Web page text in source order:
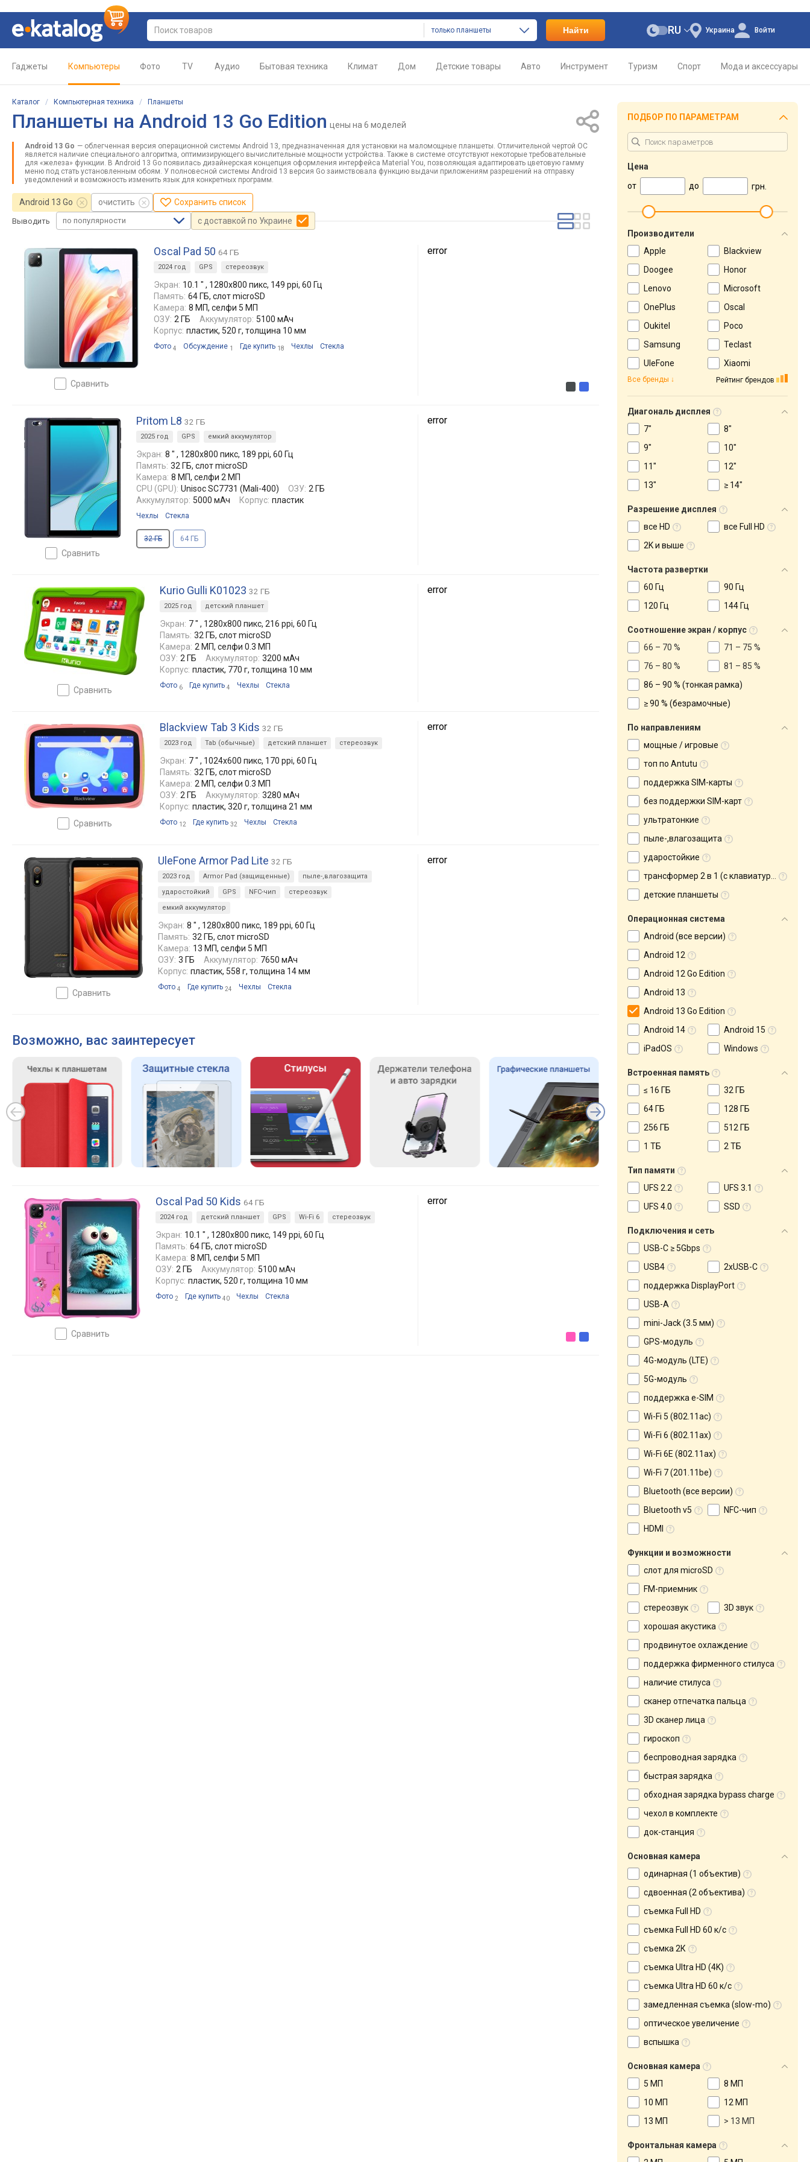
только планшеты Найти Украина
RU Войти
Гаджеты Компьютеры Фото TV Аудио Бытовая техника Климат Дом Детские товары Авто Инструмент Туризм Спорт Мода и аксессуары
Каталог / Компьютерная техника / Планшеты
Планшеты на Android 13 Go Edition цены на 6 моделей
Android 13 Go — облегченная версия операционной системы Android 13, предназначенная для установки на маломощные планшеты. Отличительной чертой ОС
является наличие специального алгоритма, оптимизирующего вычислительные мощности устройства. Также в системе отсутствуют некоторые требовательные
для «железа» функции. В Android 13 Go появилась дизайнерская концепция оформления интерфейса Material You, позволяющая адаптировать цветовую гамму
меню под стать установленным обоям. У полновесной системы Android 13 версия Go заимствовала функцию выдачи приложениям разрешений на отправку
уведомлений и возможность изменить язык для конкретных программ.
Android 13 Go очистить Сохранить список
Выводить по популярности с доставкой по Украине
сравнить
Oscal Pad 50 64 ГБ
2024 год GPS стереозвук
Экран: 10.1 ″ , 1280x800 пикс, 149 ppi, 60 Гц
Память: 64 ГБ, слот microSD
Камера: 8 МП, селфи 5 МП
ОЗУ: 2 ГБ Аккумулятор: 5100 мАч
Корпус: пластик, 520 г, толщина 10 мм
Фото 4 Обсуждение 1 Где купить 18 Чехлы Стекла
error
сравнить
Pritom L8 32 ГБ
2025 год GPS емкий аккумулятор
Экран: 8 ″ , 1280x800 пикс, 189 ppi, 60 Гц
Память: 32 ГБ, слот microSD
Камера: 8 МП, селфи 2 МП
CPU (GPU): Unisoc SC7731 (Mali-400) ОЗУ: 2 ГБ
Аккумулятор: 5000 мАч Корпус: пластик
Чехлы Стекла
32 ГБ 64 ГБ
error
сравнить
Kurio Gulli K01023 32 ГБ
2025 год детский планшет
Экран: 7 ″ , 1280x800 пикс, 216 ppi, 60 Гц
Память: 32 ГБ, слот microSD
Камера: 2 МП, селфи 0.3 МП
ОЗУ: 2 ГБ Аккумулятор: 3200 мАч
Корпус: пластик, 770 г, толщина 10 мм
Фото 6 Где купить 4 Чехлы Стекла
error
сравнить
Blackview Tab 3 Kids 32 ГБ
2023 год Tab (обычные) детский планшет стереозвук
Экран: 7 ″ , 1024x600 пикс, 170 ppi, 60 Гц
Память: 32 ГБ, слот microSD
Камера: 2 МП, селфи 0.3 МП
ОЗУ: 2 ГБ Аккумулятор: 3280 мАч
Корпус: пластик, 320 г, толщина 21 мм
Фото 12 Где купить 32 Чехлы Стекла
error
сравнить
UleFone Armor Pad Lite 32 ГБ
2023 год Armor Pad (защищенные)
пыле-,влагозащита
ударостойкий
GPS NFC-чип
стереозвук
емкий аккумулятор
Экран: 8 ″ , 1280x800 пикс, 189 ppi, 60 Гц
Память: 32 ГБ, слот microSD
Камера: 13 МП, селфи 5 МП
ОЗУ: 3 ГБ Аккумулятор: 7650 мАч
Корпус: пластик, 558 г, толщина 14 мм
Фото 4 Где купить 24 Чехлы Стекла
error
Возможно, вас заинтересует
сравнить
Oscal Pad 50 Kids 64 ГБ
2024 год детский планшет GPS Wi-Fi 6 стереозвук
Экран: 10.1 ″ , 1280x800 пикс, 149 ppi, 60 Гц
Память: 64 ГБ, слот microSD
Камера: 8 МП, селфи 5 МП
ОЗУ: 2 ГБ Аккумулятор: 5100 мАч
Корпус: пластик, 520 г, толщина 10 мм
Фото 2 Где купить 40 Чехлы Стекла
error
ПОДБОР ПО ПАРАМЕТРАМ
Цена
от
до грн.
Производители
Apple
Blackview
Doogee
Honor
Lenovo
Microsoft
OnePlus
Oscal
Oukitel
Poco
Samsung
Teclast
UleFone
Xiaomi
Рейтинг брендов
Все бренды
Диагональ дисплея
7"
8"
9"
10"
11"
12"
13"
≥ 14"
Разрешение дисплея
все HD
все Full HD
2K и выше
Частота развертки
60 Гц
90 Гц
120 Гц
144 Гц
Соотношение экран / корпус
66 – 70 %
71 – 75 %
76 – 80 %
81 – 85 %
86 – 90 % (тонкая рамка)
≥ 90 % (безрамочные)
По направлениям
мощные / игровые
топ по Antutu
поддержка SIM-карты
без поддержки SIM-карт
ультратонкие
пыле-,влагозащита
ударостойкие
трансформер 2 в 1 (с клавиатурой)
детские планшеты
Операционная система
Android (все версии)
Android 12
Android 12 Go Edition
Android 13
Android 13 Go Edition
Android 14
Android 15
iPadOS
Windows
Встроенная память
≤ 16 ГБ
32 ГБ
64 ГБ
128 ГБ
256 ГБ
512 ГБ
1 ТБ
2 ТБ
Тип памяти
UFS 2.2
UFS 3.1
UFS 4.0
SSD
Подключения и сеть
USB-C ≥ 5Gbps
USB4
2xUSB-C
поддержка DisplayPort
USB-A
mini-Jack (3.5 мм)
GPS-модуль
4G-модуль (LTE)
5G-модуль
поддержка e-SIM
Wi-Fi 5 (802.11ac)
Wi-Fi 6 (802.11ax)
Wi-Fi 6E (802.11ax)
Wi-Fi 7 (201.11be)
Bluetooth (все версии)
Bluetooth v5
NFC-чип
HDMI
Функции и возможности
слот для microSD
FM-приемник
стереозвук
3D звук
хорошая акустика
продвинутое охлаждение
поддержка фирменного стилуса
наличие стилуса
сканер отпечатка пальца
3D сканер лица
гироскоп
беспроводная зарядка
быстрая зарядка
обходная зарядка bypass charge
чехол в комплекте
док-станция
Основная камера
одинарная (1 объектив)
сдвоенная (2 объектива)
съемка Full HD
съемка Full HD 60 к/с
съемка 2К
съемка Ultra HD (4K)
съемка Ultra HD 60 к/с
замедленная съемка (slow-mo)
оптическое увеличение
вспышка
Основная камера
5 МП
8 МП
10 МП
12 МП
13 МП
> 13 МП
Фронтальная камера